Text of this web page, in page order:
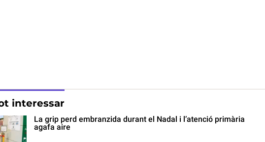
interessar
La grip perd embranzida durant el Nadal i l’atenció primària
agafa aire